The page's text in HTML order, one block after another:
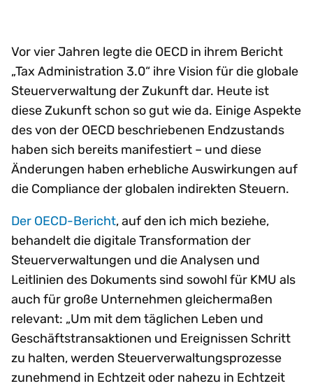
Vor vier Jahren legte die OECD in ihrem Bericht
„Tax Administration 3.0“ ihre Vision für die globale
Steuerverwaltung der Zukunft dar. Heute ist
diese Zukunft schon so gut wie da. Einige Aspekte
des von der OECD beschriebenen Endzustands
haben sich bereits manifestiert – und diese
Änderungen haben erhebliche Auswirkungen auf
die Compliance der globalen indirekten Steuern.
Der OECD-Bericht, auf den ich mich beziehe,
behandelt die digitale Transformation der
Steuerverwaltungen und die Analysen und
Leitlinien des Dokuments sind sowohl für KMU als
auch für große Unternehmen gleichermaßen
relevant: „Um mit dem täglichen Leben und
Geschäftstransaktionen und Ereignissen Schritt
zu halten, werden Steuerverwaltungsprozesse
zunehmend in Echtzeit oder nahezu in Echtzeit